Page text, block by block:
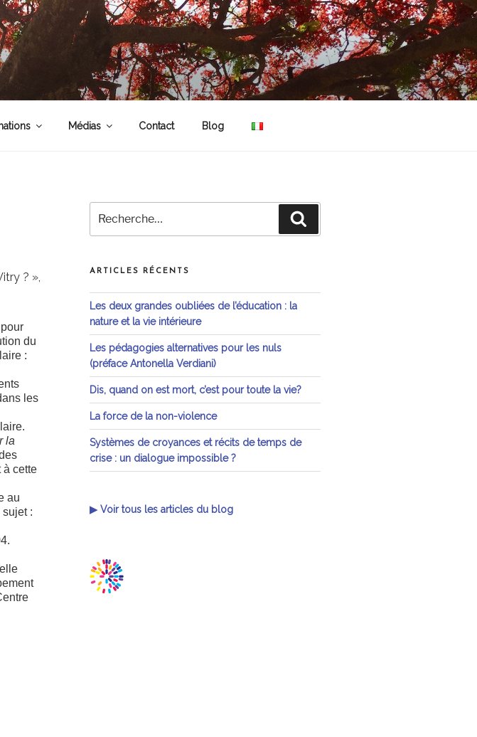
Médias Contact Blog
? »,
du
:
les
la
à cette
au
:
pour
ARTICLES RÉCENTS
Les deux grandes oubliées de l’éducation : la
nature et la vie intérieure
Les pédagogies alternatives pour les nuls
(préface Antonella Verdiani)
Dis, quand on est mort, c’est pour toute la vie?
La force de la non-violence
Systèmes de croyances et récits de temps de
crise : un dialogue impossible ?
▶ Voir tous les articles du blog